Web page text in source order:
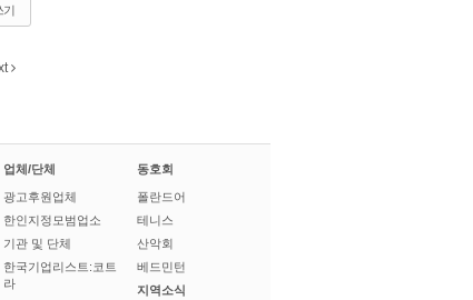
기
업체/단체
광고후원업체
한인지정모범업소
기관 및 단체
한국기업리스트:코트
라
동호회
폴란드어
테니스
산악회
베드민턴
지역소식